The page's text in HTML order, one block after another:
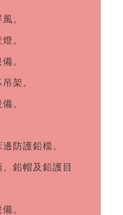
。
。
。
架。
。
防護鉛檔。
鉛帽及鉛護目
。